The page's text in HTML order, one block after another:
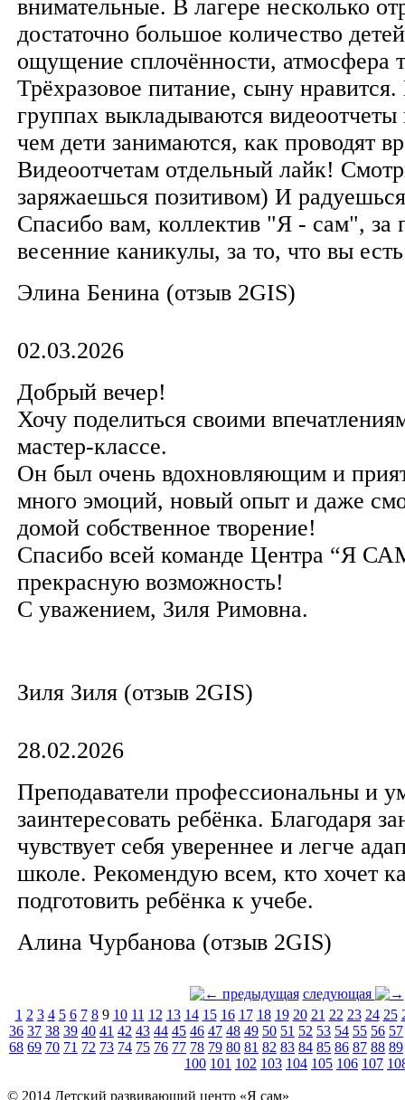
внимательные. В лагере несколько
достаточно большое количество
ощущение сплочённости, атмосфера
Трёхразовое питание, сыну
группах выкладываются
чем дети занимаются, как проводят
Видеоотчетам отдельный лайк!
заряжаешься позитивом) И
Спасибо вам, коллектив "Я - сам", за
весенние каникулы, за то, что вы
Элина Бенина (отзыв 2GIS)
02.03.2026
Добрый вечер!
Хочу поделиться своими
мастер-классе.
Он был очень вдохновляющим и
много эмоций, новый опыт и даже
домой собственное творение!
Спасибо всей команде Центра “Я
прекрасную возможность!
С уважением, Зиля Римовна.
Зиля Зиля (отзыв 2GIS)
28.02.2026
Преподаватели профессиональны и
заинтересовать ребёнка. Благодаря
чувствует себя увереннее и легче
школе. Рекомендую всем, кто хочет
подготовить ребёнка к учебе.
Алина Чурбанова (отзыв 2GIS)
предыдущая следующая
1 2 3 4 5 6 7 8 9 10 11 12 13 14 15 16 17 18 19 20 21 22 23 24 25
36 37 38 39 40 41 42 43 44 45 46 47 48 49 50 51 52 53 54 55 56 57
68 69 70 71 72 73 74 75 76 77 78 79 80 81 82 83 84 85 86 87 88 89
100 101 102 103 104 105 106 107
© 2014 Детский развивающий центр «Я сам»